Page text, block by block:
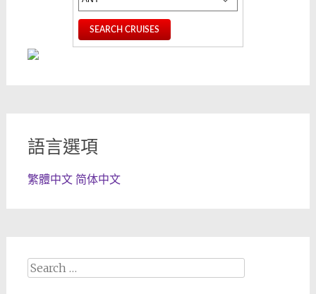
語言選項
繁體中文 简体中文
Search
for: